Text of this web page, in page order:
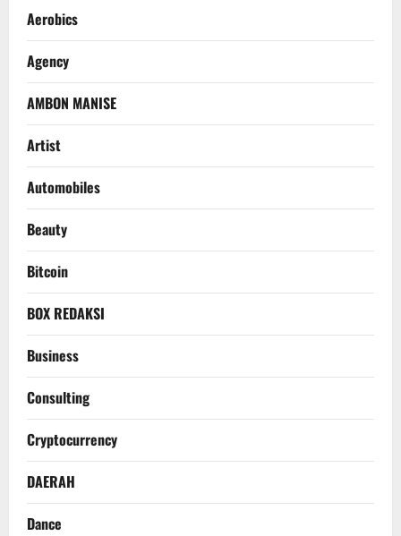
Aerobics
Agency
AMBON MANISE
Artist
Automobiles
Beauty
Bitcoin
BOX REDAKSI
Business
Consulting
Cryptocurrency
DAERAH
Dance